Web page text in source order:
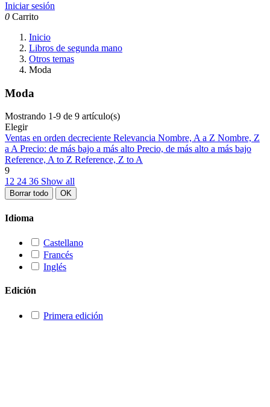
Iniciar sesión
0 Carrito
Inicio
Libros de segunda mano
Otros temas
Moda
Moda
Mostrando 1-9 de 9 artículo(s)
Elegir
Ventas en orden decreciente Relevancia Nombre, A a Z Nombre, Z
a APrecio: de más bajo a más alto Precio, de más alto a más bajo
Reference, A to Z Reference, Z to A
9
12 24 36 Show all
Borrar todo OK
Idioma
Castellano
Francés
Inglés
Edición
Primera edición